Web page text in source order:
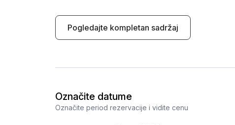
Pogledajte kompletan sadržaj
Označite datume
Označite period rezervacije i vidite cenu